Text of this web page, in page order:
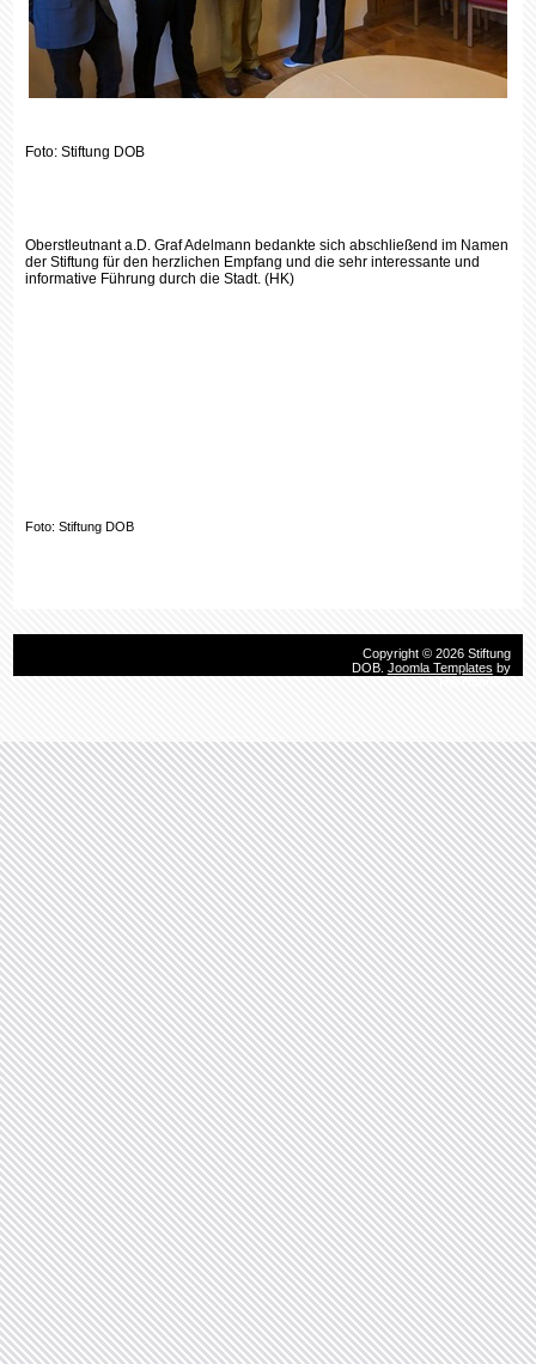
Foto: Stiftung DOB
Oberstleutnant a.D. Graf Adelmann bedankte sich abschließend im Namen
der Stiftung für den herzlichen Empfang und die sehr interessante und
informative Führung durch die Stadt. (HK)
Foto: Stiftung DOB
Copyright © 2026 Stiftung
DOB. Joomla Templates by